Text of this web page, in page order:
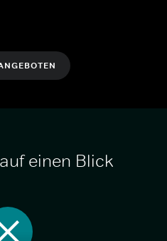
einen Blick